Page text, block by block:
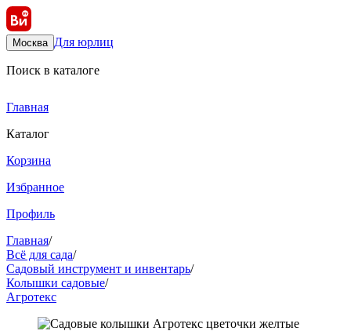
Москва Для юрлиц
Поиск в каталоге
Главная
Каталог
Корзина
Избранное
Профиль
Главная/
Всё для сада/
Садовый инструмент и инвентарь/
Колышки садовые/
Агротекс